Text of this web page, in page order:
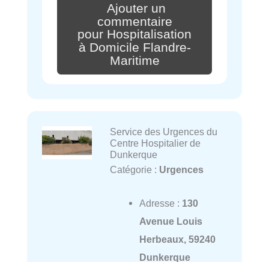
Ajouter un
commentaire
pour Hospitalisation
à Domicile Flandre-
Maritime
Service des Urgences du
Centre Hospitalier de
Dunkerque
Catégorie : Urgences
Adresse : 130
Avenue Louis
Herbeaux, 59240
Dunkerque